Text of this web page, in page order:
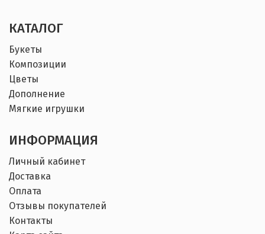
КАТАЛОГ
Букеты
Композиции
Цветы
Дополнение
Мягкие игрушки
ИНФОРМАЦИЯ
Личный кабинет
Доставка
Оплата
Отзывы покупателей
Контакты